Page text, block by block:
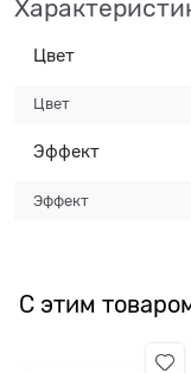
Цвет
Цвет
Эффект
Эффект
С этим